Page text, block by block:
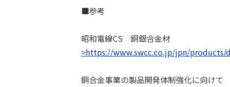
■参考
昭和電線CS 銅銀合金材
>https://www.swcc.co.jp/jpn/products/
銅合金事業の製品開発体制強化に向けて